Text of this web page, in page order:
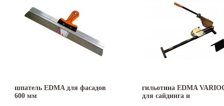
шпатель EDMA для фасадов
600 мм
гильотина EDMA
для сайдинга и